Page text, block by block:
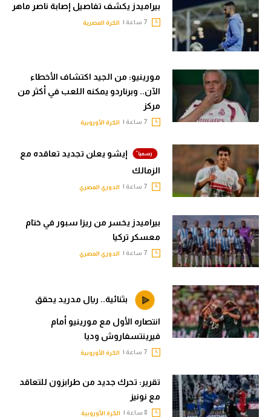
بيراميدز يكشف تفاصيل إصابة ناصر ماهر
الكرة المصرية
مورينيو: من الجيد اكتشاف الأخطاء
الآن.. وبرناردو يمكنه اللعب في أكثر من
مركز
الكرة الأوروبية
إيشو يعلن تجديد تعاقده مع
الزمالك
الدوري المصري
بيراميدز يخسر من ريزا سبور في ختام
معسكر تركيا
الدوري المصري
بثنائية.. ريال مدريد يحقق
انتصاره الأول مع مورينيو أمام
فيرينتسفاروش وديا
الكرة الأوروبية
تقرير: تحرك جديد من طرابزون للتعاقد
مع نونيز
الكرة الأوروبية